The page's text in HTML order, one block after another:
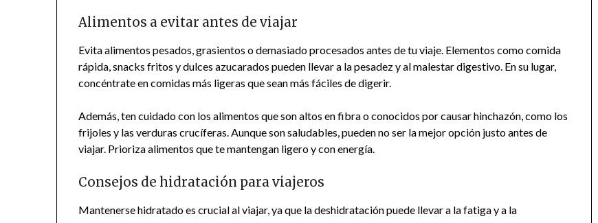
Alimentos a evitar antes de viajar
Evita alimentos pesados, grasientos o demasiado procesados antes de tu viaje. Elementos como comida
rápida, snacks fritos y dulces azucarados pueden llevar a la pesadez y al malestar digestivo. En su lugar,
concéntrate en comidas más ligeras que sean más fáciles de digerir.
Además, ten cuidado con los alimentos que son altos en fibra o conocidos por causar hinchazón, como los
frijoles y las verduras crucíferas. Aunque son saludables, pueden no ser la mejor opción justo antes de
viajar. Prioriza alimentos que te mantengan ligero y con energía.
Consejos de hidratación para viajeros
Mantenerse hidratado es crucial al viajar, ya que la deshidratación puede llevar a la fatiga y a la